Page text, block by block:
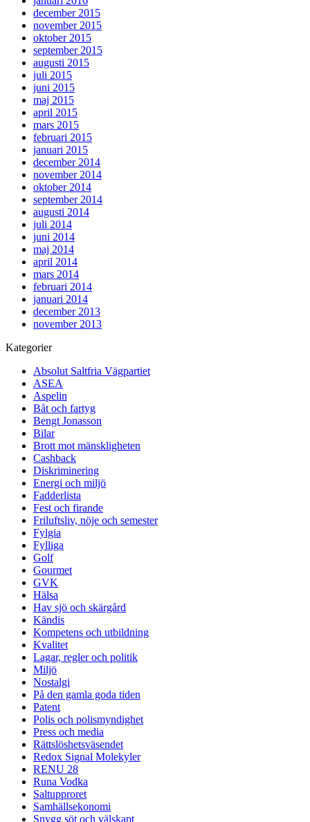
december 2015
november 2015
oktober 2015
september 2015
augusti 2015
juli 2015
juni 2015
maj 2015
april 2015
mars 2015
februari 2015
januari 2015
december 2014
november 2014
oktober 2014
september 2014
augusti 2014
juli 2014
juni 2014
maj 2014
april 2014
mars 2014
februari 2014
januari 2014
december 2013
november 2013
Kategorier
Absolut Saltfria Vägpartiet
ASEA
Aspelin
Båt och fartyg
Bengt Jonasson
Bilar
Brott mot mänskligheten
Cashback
Diskriminering
Energi och miljö
Fadderlista
Fest och firande
Friluftsliv, nöje och semester
Fylgia
Fylliga
Golf
Gourmet
GVK
Hälsa
Hav sjö och skärgård
Kändis
Kompetens och utbildning
Kvalitet
Lagar, regler och politik
Miljö
Nostalgi
På den gamla goda tiden
Patent
Polis och polismyndighet
Press och media
Rättslöshetsväsendet
Redox Signal Molekyler
RENU 28
Runa Vodka
Saltupproret
Samhällsekonomi
Snygg söt och välskapt